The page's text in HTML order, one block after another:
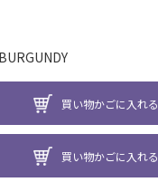
買い物かごに入れる
買い物かごに入れる